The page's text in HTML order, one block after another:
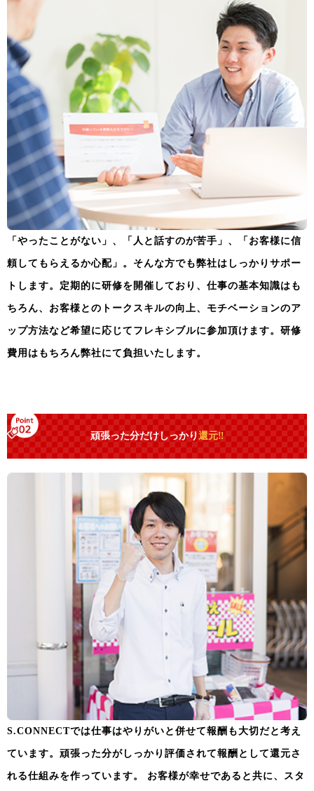
「やったことがない」、「人と話すのが苦手」、「お客様に信
頼してもらえるか心配」。 そんな方でも弊社はしっかりサポー
トします。 定期的に研修を開催しており、仕事の基本知識はも
ちろん、お客様とのトークスキルの向上、モチベーションのア
ップ方法など希望に応じてフレキシブルに参加頂けます。 研修
費用はもちろん弊社にて負担いたします。
頑張った分だけしっかり還元‼
S.CONNECTでは仕事はやりがいと併せて報酬も大切だと考え
ています。頑張った分がしっかり評価されて報酬として還元さ
れる仕組みを作っています。 お客様が幸せであると共に、スタ